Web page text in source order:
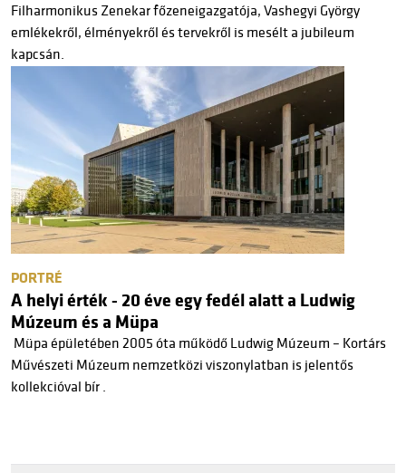
Filharmonikus Zenekar főzeneigazgatója, Vashegyi György
emlékekről, élményekről és tervekről is mesélt a jubileum
kapcsán.
PORTRÉ
A helyi érték - 20 éve egy fedél alatt a Ludwig
Múzeum és a Müpa
Müpa épületében 2005 óta működő Ludwig Múzeum – Kortárs
Művészeti Múzeum nemzetközi viszonylatban is jelentős
kollekcióval bír .